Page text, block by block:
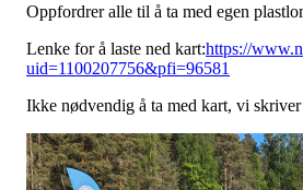
Oppfordrer alle til å ta med egen
Lenke for å laste ned kart:https://
uid=1100207756&pfi=96581
Ikke nødvendig å ta med kart, vi